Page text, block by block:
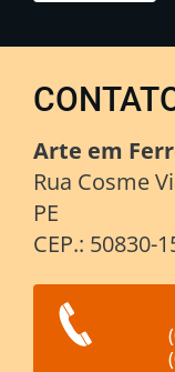
Arte em
Rua Cosme
PE
CEP.: 50830-